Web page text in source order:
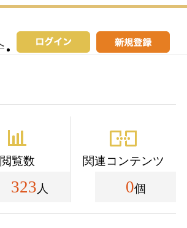
閲覧数
323 人
関連コンテンツ
0個